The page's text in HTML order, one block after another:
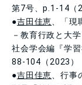
第7号、p.1-14（
●吉田佳恵 、「
－教育行政と大
社会学会編『学
88-104（2023）
●吉田佳恵 、行